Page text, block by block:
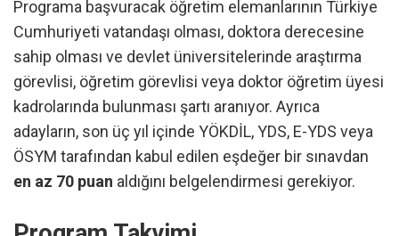
Programa başvuracak öğretim elemanlarının Türkiye
Cumhuriyeti vatandaşı olması, doktora derecesine
sahip olması ve devlet üniversitelerinde araştırma
görevlisi, öğretim görevlisi veya doktor öğretim üyesi
kadrolarında bulunması şartı aranıyor. Ayrıca
adayların, son üç yıl içinde YÖKDİL, YDS, E-YDS veya
ÖSYM tarafından kabul edilen eşdeğer bir sınavdan
en az 70 puan aldığını belgelendirmesi gerekiyor.